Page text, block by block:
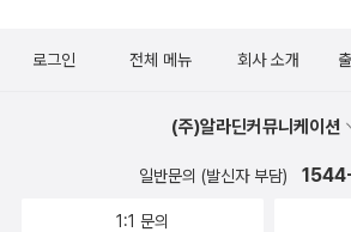
로그인 전체 메뉴 회사 소개
(주)알라딘커뮤니케이션
일반문의 (발신자 부담)
1:1 문의